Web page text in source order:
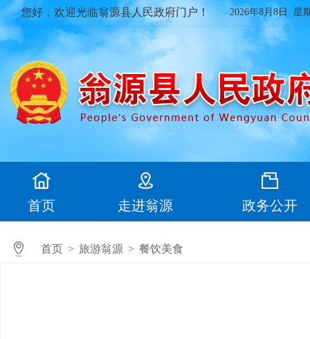
您好，欢迎光临翁源县人民政府门户！ 2026年8月8日 星
首页 走进翁源 政务公开
首页 > 旅游翁源 > 餐饮美食